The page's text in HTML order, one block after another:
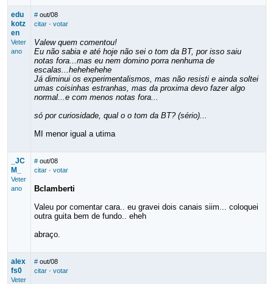
edu
kotz
en
Veter
ano
# out/08
citar· votar
Valew quem comentou!
Eu não sabia e até hoje não sei o tom da BT, por isso saiu
notas fora...mas eu nem domino porra nenhuma de
escalas...hehehehehe
Já diminui os experimentalismos, mas não resisti e ainda soltei
umas coisinhas estranhas, mas da proxima devo fazer algo
normal...e com menos notas fora...
só por curiosidade, qual o o tom da BT? (sério)...
MI menor igual a utima
_JC
M_
Veter
ano
# out/08
citar· votar
Bclamberti
Valeu por comentar cara.. eu gravei dois canais siim... coloquei
outra guita bem de fundo.. eheh
abraço.
alex
fs0
Veter
# out/08
citar· votar